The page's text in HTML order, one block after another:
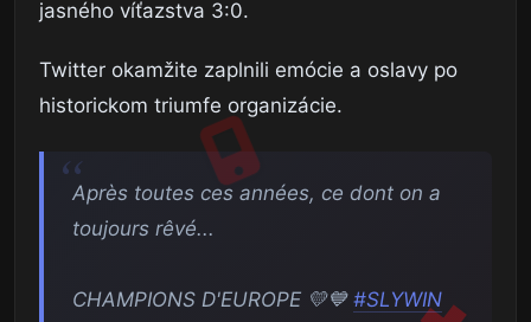
jasného víťazstva 3:0.
Twitter okamžite zaplnili emócie a oslavy po
historickom triumfe organizácie.
Après toutes ces années, ce dont on a
toujours rêvé...
CHAMPIONS D'EUROPE 💛💙 #SLYWIN